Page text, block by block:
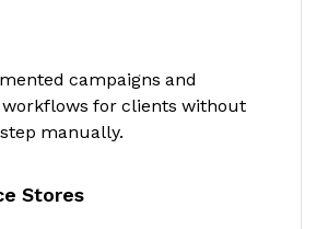
campaigns and
for clients without
manually.
Stores